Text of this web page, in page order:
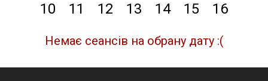
10
11 12 13 14 15 16
Немає сеансів на обрану дату :(